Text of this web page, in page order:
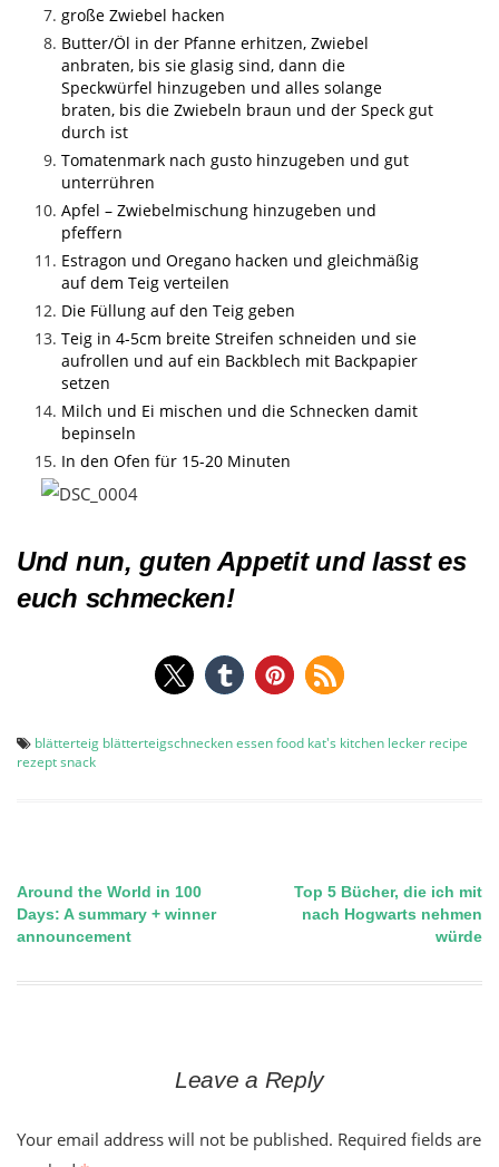
große Zwiebel hacken
Butter/Öl in der Pfanne erhitzen, Zwiebel
anbraten, bis sie glasig sind, dann die
Speckwürfel hinzugeben und alles solange
braten, bis die Zwiebeln braun und der Speck gut
durch ist
Tomatenmark nach gusto hinzugeben und gut
unterrühren
Apfel – Zwiebelmischung hinzugeben und
pfeffern
Estragon und Oregano hacken und gleichmäßig
auf dem Teig verteilen
Die Füllung auf den Teig geben
Teig in 4-5cm breite Streifen schneiden und sie
aufrollen und auf ein Backblech mit Backpapier
setzen
Milch und Ei mischen und die Schnecken damit
bepinseln
In den Ofen für 15-20 Minuten
Und nun, guten Appetit und lasst es
euch schmecken!
blätterteig blätterteigschneckenessenfood kat's kitchen lecker recipe
rezeptsnack
Post
navigation
Around the World in 100
Days: A summary + winner
announcement
Top 5 Bücher, die ich mit
nach Hogwarts nehmen
würde
Leave a Reply
Your email address will not be published. Required fields are